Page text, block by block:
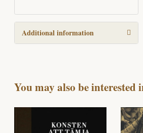
Additional information
You may also be interested